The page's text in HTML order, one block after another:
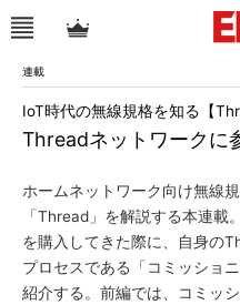
連載
Threadネットワークに
IoT時代の無線規格を知る【
ホームネットワーク向け無線
「Thread」を解説する本連
を購入してきた際に、自身の
プロセスである「コミッショ
紹介する。前編では、コミッ